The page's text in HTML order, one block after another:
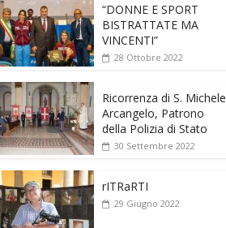
“DONNE E SPORT
BISTRATTATE MA
VINCENTI”
28 Ottobre 2022
Ricorrenza di S. Michele
Arcangelo, Patrono
della Polizia di Stato
30 Settembre 2022
rITRaRTI
29 Giugno 2022